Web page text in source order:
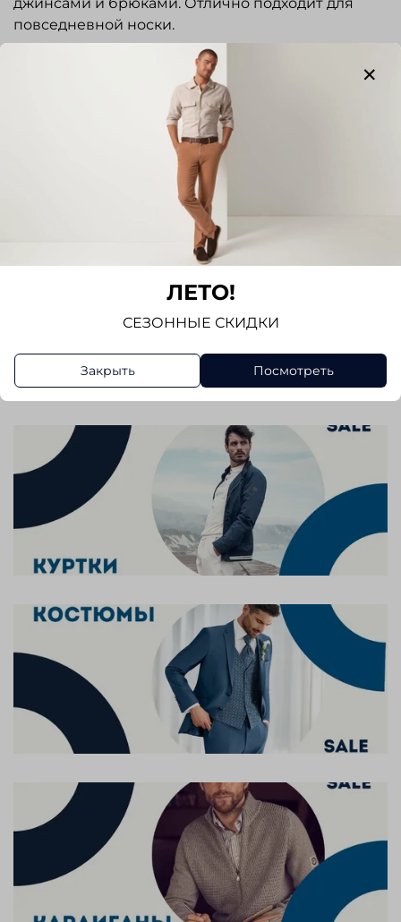
джинсами и брюками. Отлично подходит для
повседневной носки.
Отзывов еще никто не оставлял
ЛЕТО!
СЕЗОННЫЕ СКИДКИ
Закрыть Посмотреть